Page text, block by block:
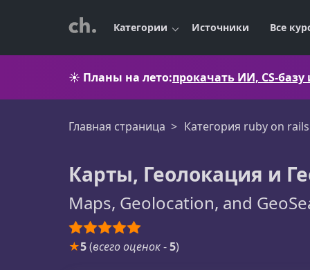
Категории Источники Все
☀️ Планы на лето:прокачать ИИ, CS-
Главная страница Категория ruby on rails
Карты, Геолокация и
Maps, Geolocation, and
★5(всего оценок-5)